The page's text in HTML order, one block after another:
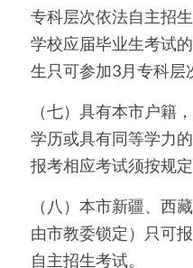
专科层次依法自主招
学校应届毕业生考试
生只可参加3月专科层
（七）具有本市户籍
学历或具有同等学力
报考相应考试须按规定
（八）本市新疆、西
由市教委锁定）只可
自主招生考试。